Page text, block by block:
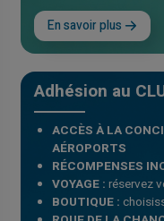
En savoir plus
Adhésion au
ACCÈS À LA
AÉROPORTS
RÉCOMPENSES
VOYAGE : réservez
BOUTIQUE :